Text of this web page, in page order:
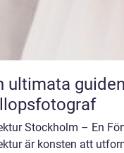
ultimata
Stockholm – En
är konsten att